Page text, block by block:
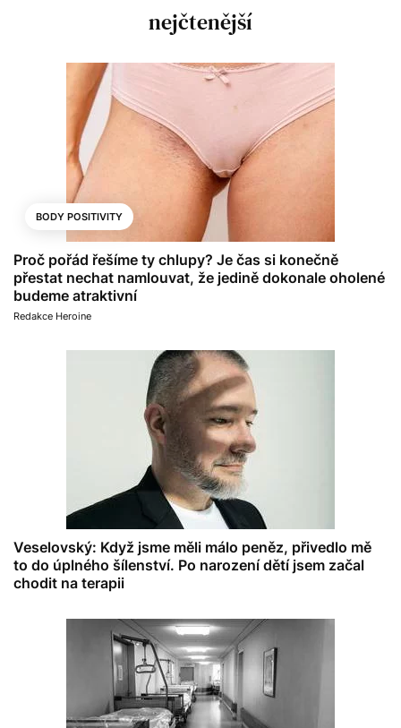
nejčtenější
BODY POSITIVITY
Proč pořád řešíme ty chlupy? Je čas si konečně
přestat nechat namlouvat, že jedině dokonale oholené
budeme atraktivní
Redakce Heroine
Veselovský: Když jsme měli málo peněz, přivedlo mě
to do úplného šílenství. Po narození dětí jsem začal
chodit na terapii